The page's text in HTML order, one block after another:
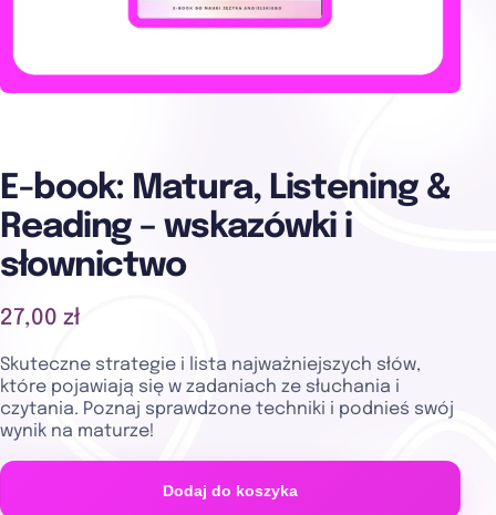
E-book: Matura, Listening &
Reading – wskazówki i
słownictwo
27,00 zł
Skuteczne strategie i lista najważniejszych słów,
które pojawiają się w zadaniach ze słuchania i
czytania. Poznaj sprawdzone techniki i podnieś swój
wynik na maturze!
Dodaj do koszyka